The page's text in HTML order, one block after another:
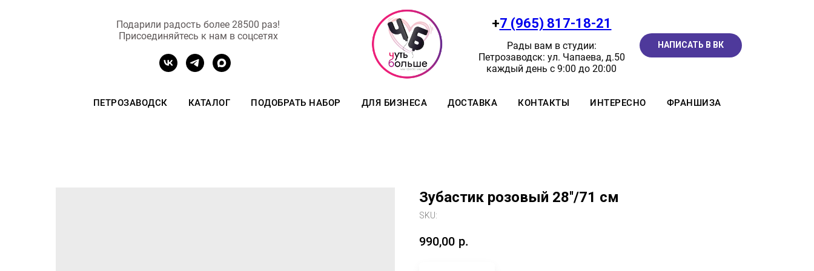
Подарили радость более 28500 раз!
Присоединяйтесь к нам в соцсетях
+7 (965) 817-18-21
Рады вам в студии:
Петрозаводск: ул. Чапаева, д.50
каждый день с 9:00 до 20:00
НАПИСАТЬ В ВК
ПЕТРОЗАВОДСК КАТАЛОГ ПОДОБРАТЬ НАБОР ДЛЯ БИЗНЕСА ДОСТАВКА КОНТАКТЫ ИНТЕРЕСНО ФРАНШИЗА
Зубастик розовый 28''/71 см
SKU:
990,00 р.